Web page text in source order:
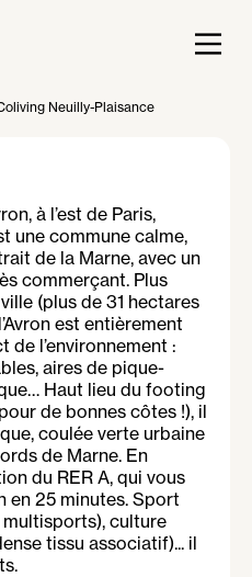
Neuilly-Plaisance
à l’est de Paris,
une commune calme,
de la Marne, avec un
commerçant. Plus
(plus de 31 hectares
est entièrement
de l’environnement :
aires de pique-
Haut lieu du footing
de bonnes côtes !), il
coulée verte urbaine
de Marne. En
du RER A, qui vous
en 25 minutes. Sport
culture
tissu associatif)... il